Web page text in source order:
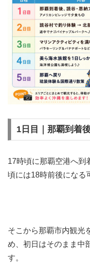
1日目｜那覇到着
17時頃に那覇空港へ到
頃には18時前後になる
そこから那覇市内観光
め、初日はそのまま中
す。